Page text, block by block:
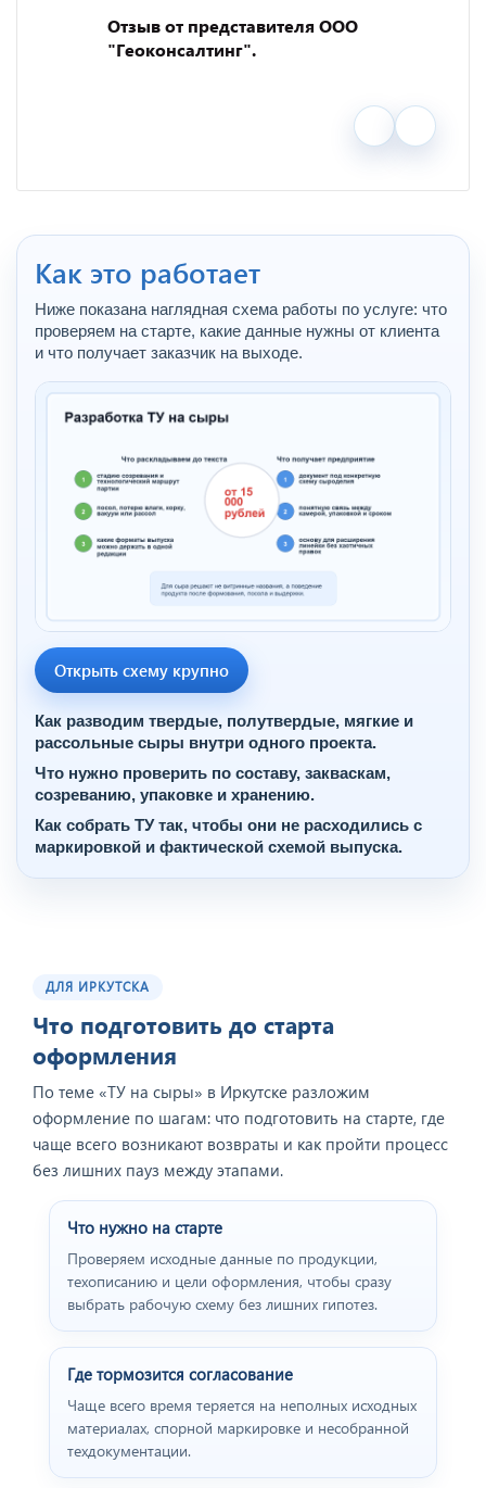
Отзыв от представителя ООО
"Геоконсалтинг".
Как это работает
Ниже показана наглядная схема работы по услуге: что
проверяем на старте, какие данные нужны от клиента
и что получает заказчик на выходе.
Открыть схему крупно
Как разводим твердые, полутвердые, мягкие и
рассольные сыры внутри одного проекта.
Что нужно проверить по составу, закваскам,
созреванию, упаковке и хранению.
Как собрать ТУ так, чтобы они не расходились с
маркировкой и фактической схемой выпуска.
ДЛЯ ИРКУТСКА
Что подготовить до старта
оформления
По теме «ТУ на сыры» в Иркутске разложим
оформление по шагам: что подготовить на старте, где
чаще всего возникают возвраты и как пройти процесс
без лишних пауз между этапами.
Что нужно на старте
Проверяем исходные данные по продукции,
техописанию и цели оформления, чтобы сразу
выбрать рабочую схему без лишних гипотез.
Где тормозится согласование
Чаще всего время теряется на неполных исходных
материалах, спорной маркировке и несобранной
техдокументации.